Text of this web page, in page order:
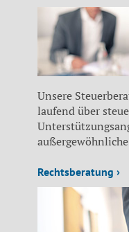
Unsere
laufend über
Rechtsberatung ›